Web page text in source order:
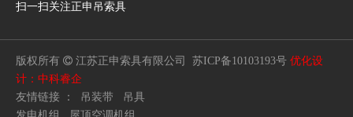
扫一扫 关注正申吊索具
版权所有  江苏正申索具有限公司 苏ICP备10103193号 优化设
计：中科睿企
友情链接 ： 吊装带
吊具